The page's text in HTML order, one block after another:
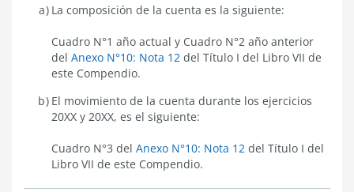
7.1.5.3.12
Activos
intangibles
distintos
plusvalía
La composición de la cuenta es la siguiente:
Cuadro N°1 año actual y Cuadro N°2 año anterior
del Anexo N°10: Nota 12 del Título I del Libro VII de
este Compendio.
El movimiento de la cuenta durante los ejercicios
20XX y 20XX, es el siguiente:
Cuadro N°3 del Anexo N°10: Nota 12 del Título I del
Libro VII de este Compendio.